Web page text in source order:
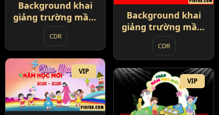
Background khai
giảng trường mầm
non 2025 (1)
CDR
Background khai
giảng trường mầm
non 2025 (2)
CDR
VIP
VIP